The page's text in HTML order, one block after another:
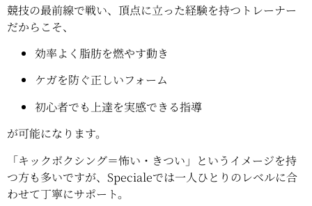
競技の最前線で戦い、頂点に立った経験を持つトレーナー
だからこそ、
効率よく脂肪を燃やす動き
ケガを防ぐ正しいフォーム
初心者でも上達を実感できる指導
が可能になります。
「キックボクシング＝怖い・きつい」というイメージを持
つ方も多いですが、Specialeでは一人ひとりのレベルに合
わせて丁寧にサポート。